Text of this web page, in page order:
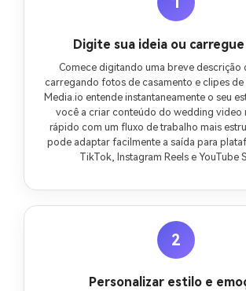
Digite sua ideia ou
Comece digitando uma breve descrição
carregando fotos de casamento e clipes de
Media.io entende instantaneamente o seu
você a criar conteúdo do wedding video
rápido com um fluxo de trabalho mais
pode adaptar facilmente a saída para
TikTok, Instagram Reels e YouTube
2
Personalizar estilo e